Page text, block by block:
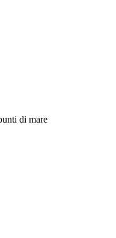
di mare